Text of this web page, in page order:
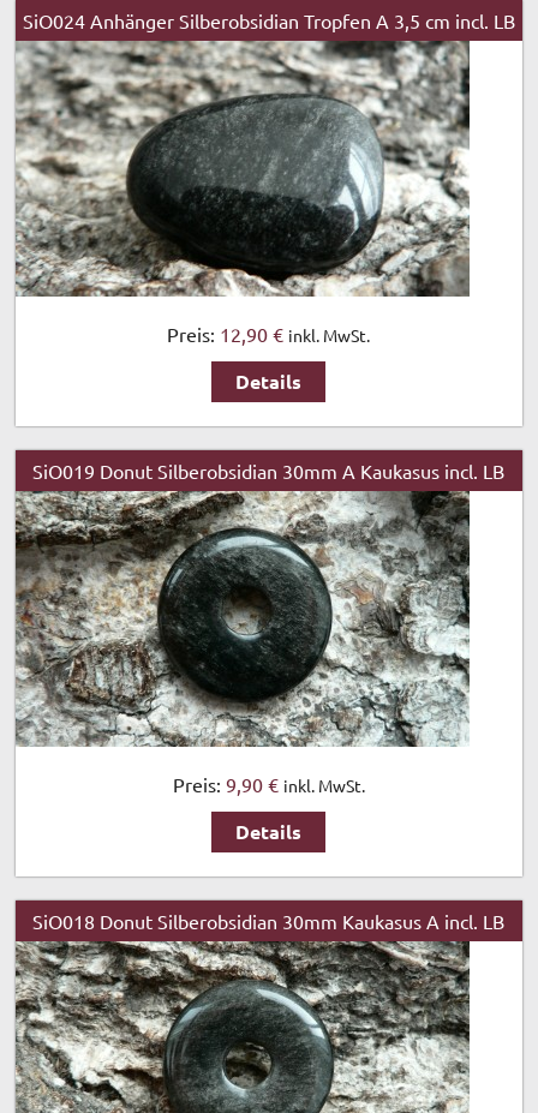
SiO024 Anhänger Silberobsidian Tropfen A 3,5 cm incl. LB
Preis: 12,90 € inkl. MwSt.
Details
SiO019 Donut Silberobsidian 30mm A Kaukasus incl. LB
Preis: 9,90 € inkl. MwSt.
Details
SiO018 Donut Silberobsidian 30mm Kaukasus A incl. LB